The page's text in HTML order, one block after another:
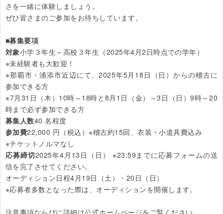
さを一緒に体験しましょう。
ぜひ皆さまのご参加をお待ちしています。
■募集要項
対象小学３年生～高校３年生（2025年4月2日時点での学年）
※未経験者も大歓迎！
※那覇市・浦添市近辺にて、2025年5月18日（日）からの稽古に
参加できる方
※7月31日（木）10時～18時と8月1日（金）～3日（日）9時～20
募集人数
参加費22,000 円（税込）※稽古約15回、衣装・小道具費込み
応募締切2025年4月13日（日） ※23:59までに応募フォームの送
信を完了させてください。
オーディション日程4月19日（土）・20日（日）
※応募者多数となった際は、オーディションを開催します。